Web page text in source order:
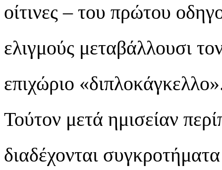
οίτινες – του πρώτου
ελιγμούς μεταβάλλουσι
επιχώριο
Τούτον μετά ημισείαν
διαδέχονται